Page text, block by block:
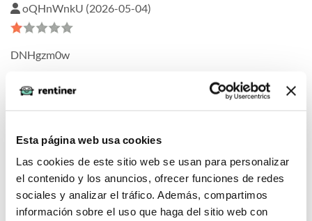
Esta página web usa cookies
Las cookies de este sitio web se usan para personalizar
el contenido y los anuncios, ofrecer funciones de redes
sociales y analizar el tráfico. Además, compartimos
información sobre el uso que haga del sitio web con
oQHnWnkU (2026-05-04)
DNHgzm0w
1